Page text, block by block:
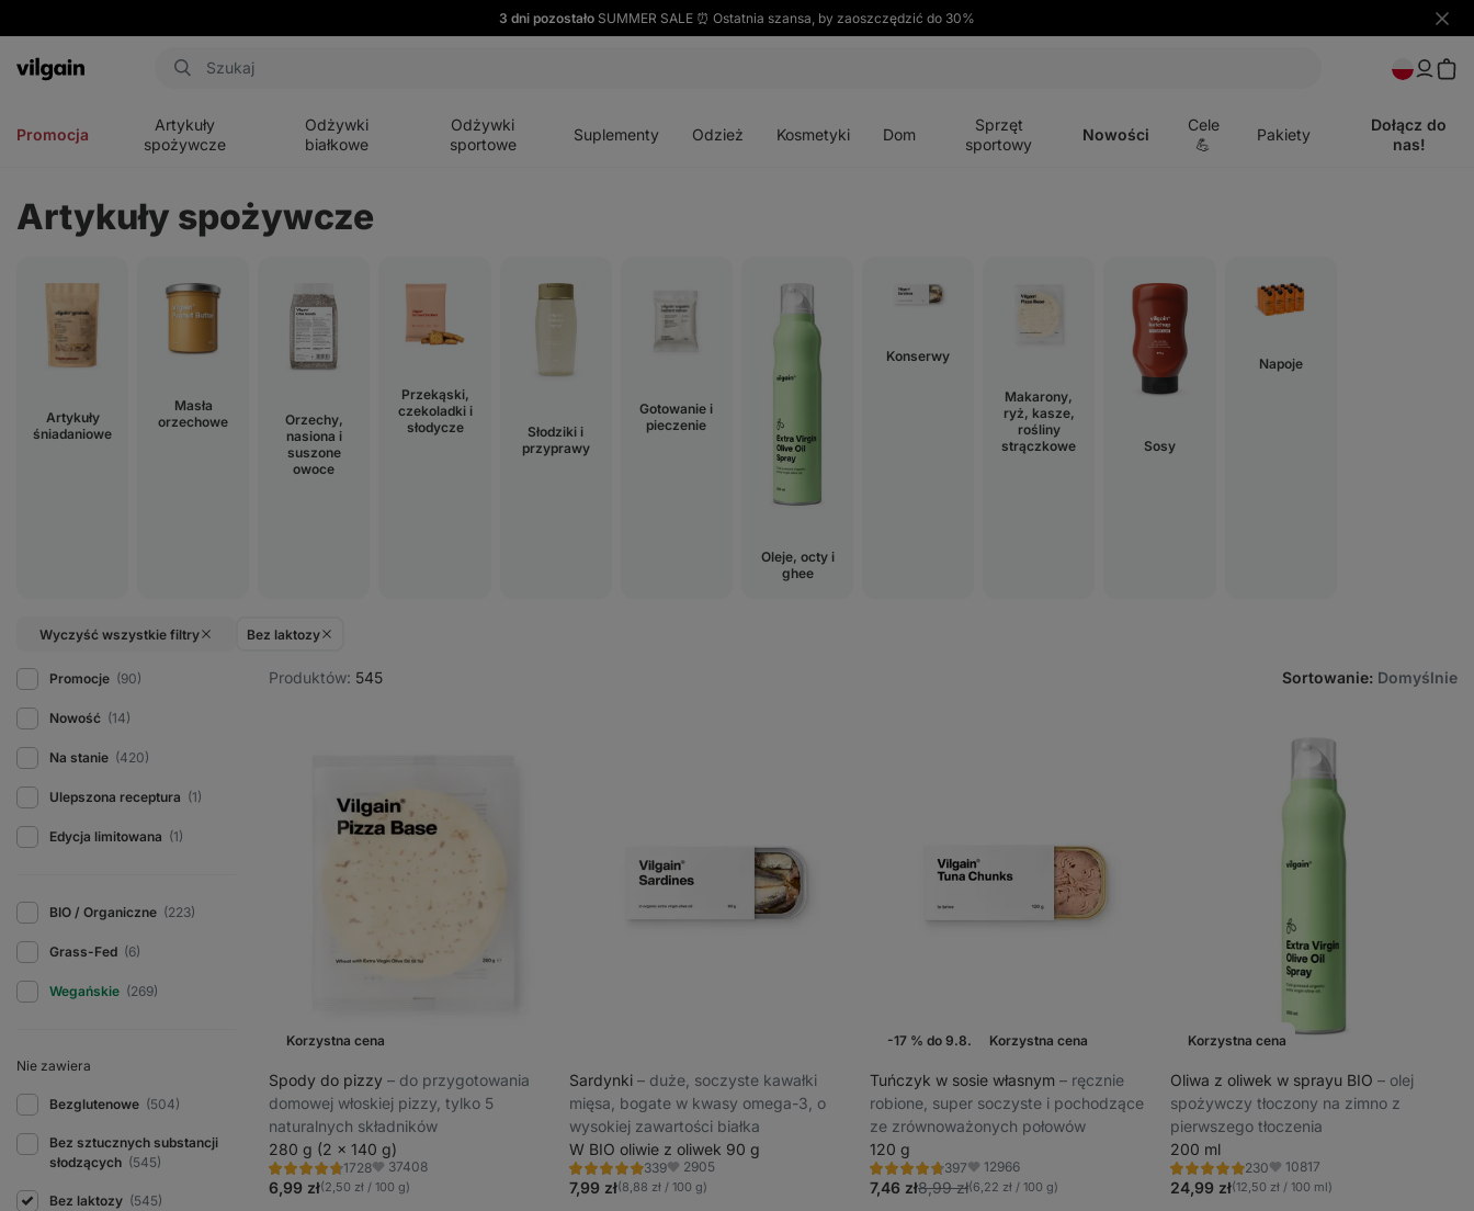
3 dni pozostało SUMMER SALE ⏰ Ostatnia szansa, by zaoszczędzić do 30%
Ukryj
Aktin
Promocja
Artykuły
spożywcze
Odżywki
białkowe
Odżywki
sportowe
Suplementy Odzież Kosmetyki Dom
Sprzęt
sportowy
Nowości
Cele
💪
menu
Pakiety
Dołącz do
nas!
Artykuły spożywcze
Artykuły
śniadaniowe
Masła
orzechowe
Orzechy,
nasiona i
suszone
owoce
Przekąski,
czekoladki i
słodycze
Słodziki i
przyprawy
Gotowanie i
pieczenie
Oleje, octy i
ghee
Konserwy
Makarony,
ryż, kasze,
rośliny
strączkowe
Sosy
Napoje
Wyczyść wszystkie filtry Bez laktozy
Produktów: 545 Sortowanie: Domyślnie
Promocje (90)
Nowość (14)
Na stanie (420)
Ulepszona receptura (1)
Edycja limitowana (1)
BIO / Organiczne (223)
Grass-Fed (6)
Wegańskie (269)
Nie zawiera
Bezglutenowe (504)
Bez sztucznych substancji
słodzących (545)
Bez laktozy (545)
Korzystna cena
Spody do pizzy ⁠–⁠ do przygotowania
domowej włoskiej pizzy, tylko 5
naturalnych składników
280 g (2 x 140 g)
1728
Ocena
4.8/5,
1728
Ulubione
37408
6,99 zł(2,50 zł / 100 g)
Sardynki ⁠–⁠ duże, soczyste kawałki
mięsa, bogate w kwasy omega-3, o
wysokiej zawartości białka
W BIO oliwie z oliwek 90 g
339
Ocena
4.8/5,
339
Ulubione
2905
7,99 zł(8,88 zł / 100 g)
-17 % do 9.8. Korzystna cena
Promocja tygodnia
Tuńczyk w sosie własnym ⁠–⁠ ręcznie
robione, super soczyste i pochodzące
ze zrównoważonych połowów
120 g
397
Ocena
4.7/5,
397
Ulubione
12966
7,46 zł8,99 zł(6,22 zł / 100 g)
Korzystna cena
Oliwa z oliwek w sprayu BIO ⁠–⁠ olej
spożywczy tłoczony na zimno z
pierwszego tłoczenia
200 ml
230
Ocena
4.9/5,
230
Ulubione
10817
24,99 zł(12,50 zł / 100 ml)